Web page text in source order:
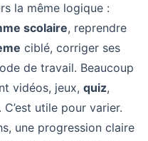
la même logique :
scolaire, reprendre
ciblé, corriger ses
de travail. Beaucoup
vidéos, jeux, quiz,
. C’est utile pour varier.
une progression claire